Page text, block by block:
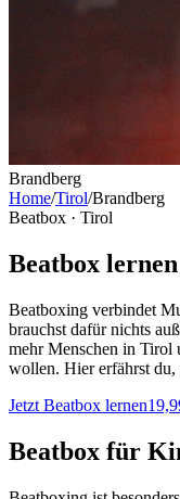
Brandberg
Home/Tirol/Brandberg
Beatbox · Tirol
Beatbox
Beatboxing verbindet
brauchst dafür nichts
mehr Menschen in Tirol
wollen. Hier erfährst du,
Jetzt Beatbox lernen
Beatbox für